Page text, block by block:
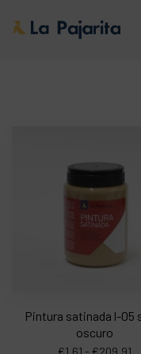
Pintura satinada l-05
oscuro